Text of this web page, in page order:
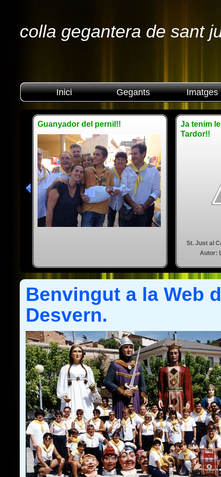
colla gegantera de sant
Inici Gegants Imatges
Guanyador del pernil!!
Ja tenim
Tardor!!
St. Just al
Autor:
Benvingut a la Web
Desvern.